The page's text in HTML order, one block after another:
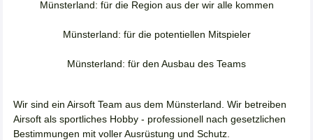
Münsterland: für die Region aus der wir alle kommen
Münsterland: für die potentiellen Mitspieler
Münsterland: für den Ausbau des Teams
Wir sind ein Airsoft Team aus dem Münsterland. Wir betreiben
Airsoft als sportliches Hobby - professionell nach gesetzlichen
Bestimmungen mit voller Ausrüstung und Schutz.